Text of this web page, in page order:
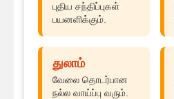
புதிய சந்திப்புகள்
பயனளிக்கும்.
துலாம்
வேலை தொடர்பான
நல்ல வாய்ப்பு வரும்.